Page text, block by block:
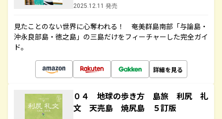
2025.12.11 発売
見たことのない世界に心奪われる！ 奄美群島南部「与論島・
沖永良部島・徳之島」の三島だけをフィーチャーした完全ガイ
ド。
詳細を見る
０４ 地球の歩き方 島旅 利尻 礼
文 天売島 焼尻島 ５訂版